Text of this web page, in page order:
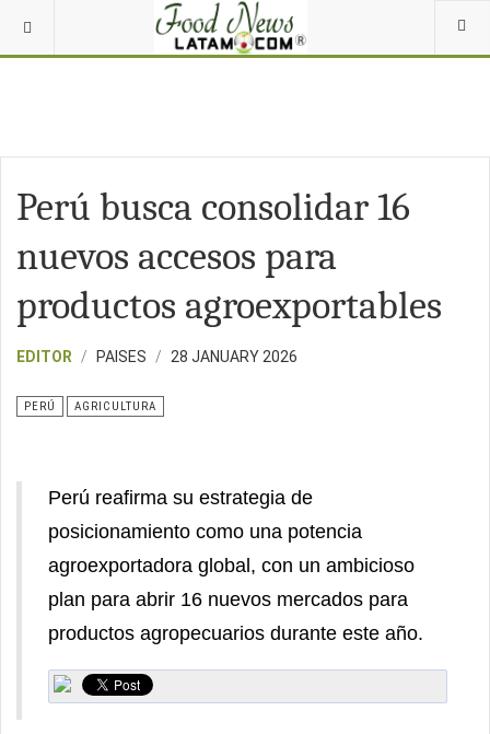
Perú busca consolidar 16
nuevos accesos para
productos agroexportables
EDITOR PAISES 28 JANUARY 2026
PERÚ AGRICULTURA
Perú reafirma su estrategia de
posicionamiento como una potencia
agroexportadora global, con un ambicioso
plan para abrir 16 nuevos mercados para
productos agropecuarios durante este año.